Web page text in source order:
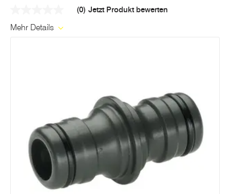
Link
(0) Jetzt Produkt bewerten
Mehr Details